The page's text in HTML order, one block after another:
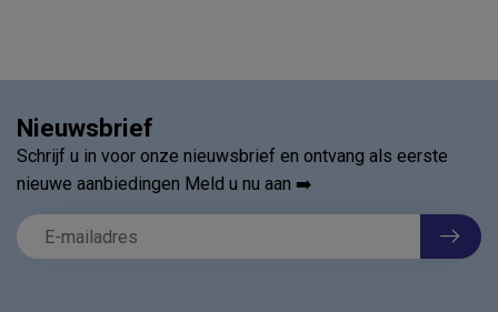
Nieuwsbrief
Schrijf u in voor onze nieuwsbrief en ontvang als eerste
nieuwe aanbiedingen Meld u nu aan ➡️